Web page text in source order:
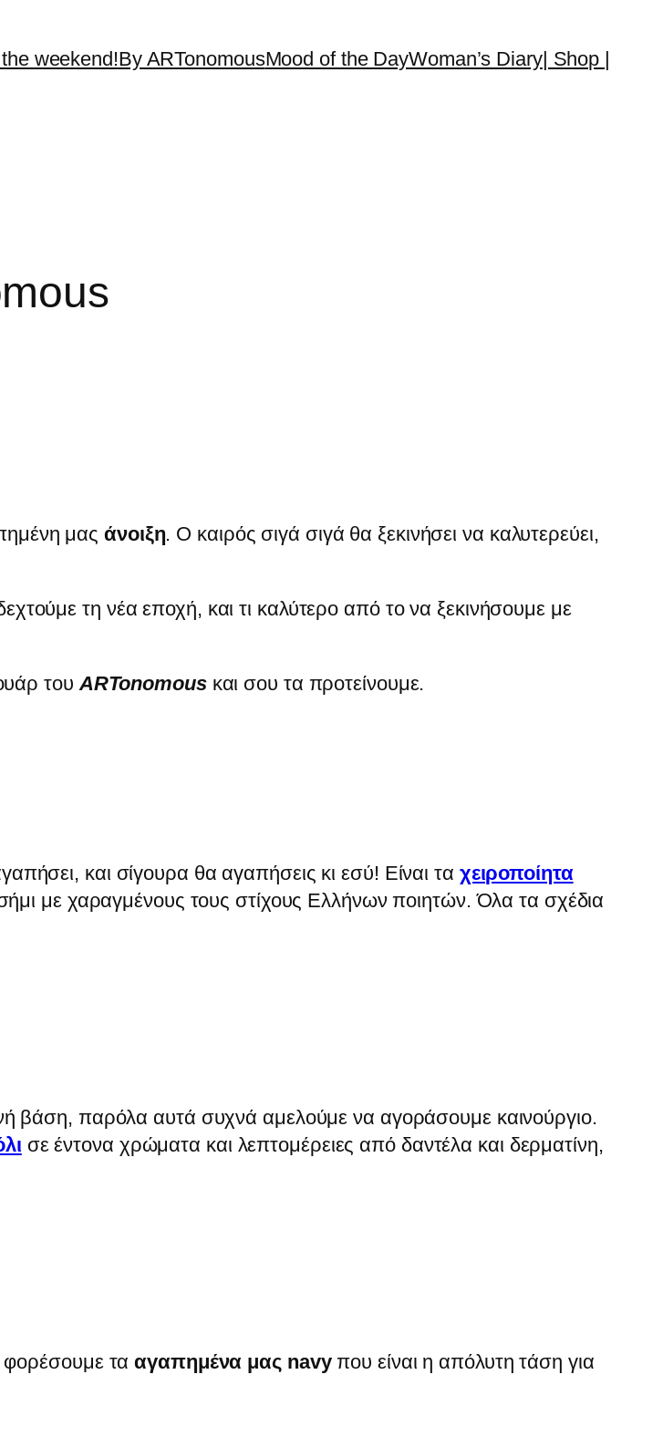
weekend!By ARTonomousMood of the DayWoman’s Diary| Shop |
μαςάνοιξη. Ο καιρός σιγά σιγά θα ξεκινήσει να καλυτερεύει,
τη νέα εποχή, και τι καλύτερο από το να ξεκινήσουμε με
τουARTonomousκαι σου τα προτείνουμε.
και σίγουρα θα αγαπήσεις κι εσύ! Είναι τα χειροποίητα
με χαραγμένους τους στίχους Ελλήνων ποιητών. Όλα τα σχέδια
βάση, παρόλα αυτά συχνά αμελούμε να αγοράσουμε καινούργιο.
σε έντονα χρώματα και λεπτομέρειες από δαντέλα και δερματίνη,
φορέσουμε τααγαπημένα μας navyπου είναι η απόλυτη τάση για